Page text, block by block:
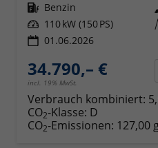
Kraftstoff Benzin
Leistung 110 kW (150 PS)
01.06.2026
34.790,– €
incl. 19% MwSt.
Verbrauch kombiniert:
CO2-Klasse: D
CO2-Emissionen: 127,00